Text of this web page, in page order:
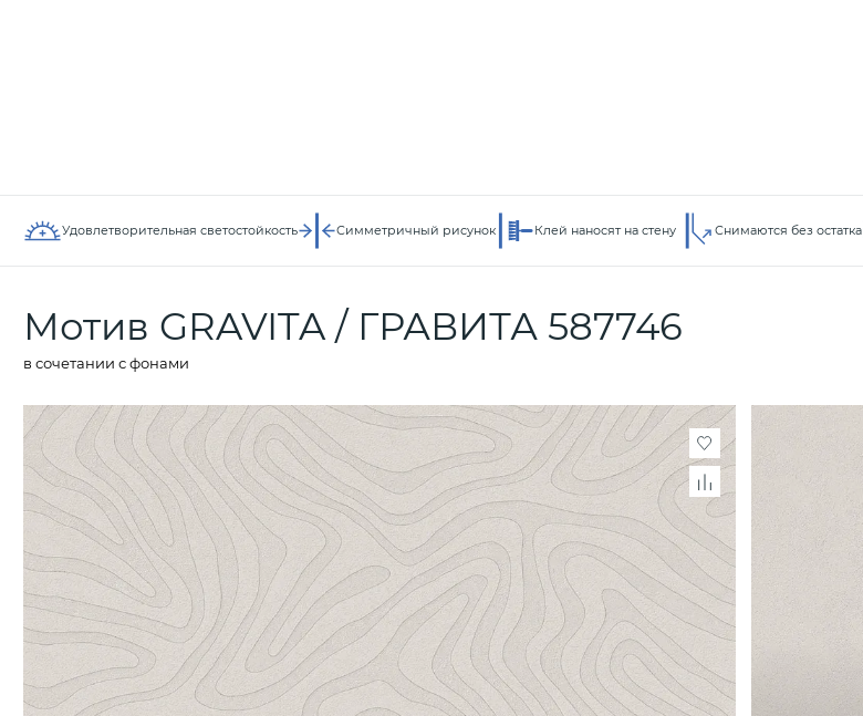
Удовлетворительная светостойкость Симметричный рисунок Клей наносят на стену Снимаются без остатка
Мотив GRAVITA / ГРАВИТА 587746
в сочетании с фонами